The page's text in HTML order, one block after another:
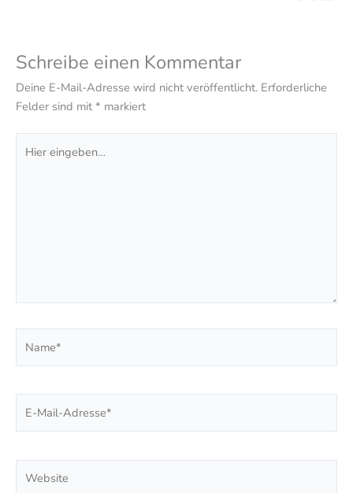
Schreibe einen Kommentar
Deine E-Mail-Adresse wird nicht veröffentlicht. Erforderliche
Felder sind mit * markiert
eingeben…
Mail-